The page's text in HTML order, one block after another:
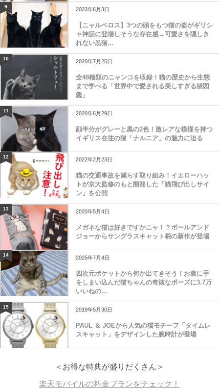
9 2023年6月3日
【ニャルベロス】3つの頭をもつ猫の姿がギリシ
ャ神話に登場しそうな存在感→可愛さを隠しき
れない黒猫...
10 2020年7月25日
全48種類のニャンコを収録！猫の歴史から生態
まで学べる「世界中で愛される美しすぎる猫図
鑑」
11 2020年6月29日
顔半分がグレーと黒の2色！激レアな模様を持つ
イギリス在住の猫「ナルニア」の魅力に迫る
12 2022年2月23日
猫の交通事故を減らす取り組み！イエローハッ
トが京大監修のもと開発した「猫飛び出しサイ
ン」を公開
13 2020年5月4日
メガネな猫は好きですかニャ！？ポールアンド
ジョーからサングラスキャット柄の新作が登場
14 2025年7月4日
四次元ポケットから何か出てきそう！お腹に手
をしまい込んだ猫ちゃんの奇抜なポーズに3.7万
いいねの...
15 2019年5月30日
PAUL ＆ JOEから人気の猫モチーフ「タイムレ
スキャット」をデザインした腕時計が登場
＜お得な特典が盛りだくさん＞
楽天モバイルの料金プランをチェック！